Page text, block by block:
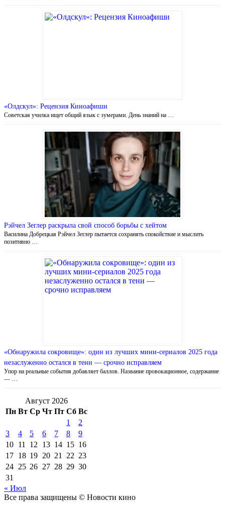
«Олдскул»: Рецензия Киноафиши
Советская училка ищет общий язык с зумерами. День знаний на …
Рэйчел Зеглер раскрыла свой способ борьбы с хейтом
Василина Добрецкая Рэйчел Зеглер пытается сохранять спокойствие и мыслить
позитивно …
«Обнаружила сокровище»: один из лучших мини-сериалов 2025 года
незаслуженно остался в тени — срочно исправляем
Упор на реальные события добавляет баллов. Название провокационное, содержание
— …
Август 2026
Пн Вт Ср Чт Пт Сб Вс
1
2
3
4 5 6 7 8
9
10 11 12 13 14 15 16
17 18 19 20 21 22 23
24 25 26 27 28 29 30
31
« Июл
Все права защищены © Новости кино